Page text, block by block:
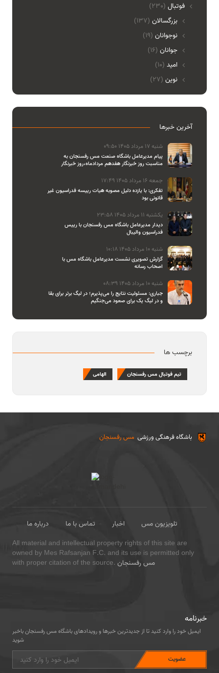
(230) فوتبال
بزرگسالان (137)
نوجوانان (19)
جوانان (16)
امید (10)
نوین (27)
آخرین خبرها
شنبه 17 مرداد 1405 09:50
پیام مدیرعامل باشگاه صنعت مس رفسنجان به
مناسبت روز خبرنگار هفدهم مردادماه،روز خبرنگار
جمعه 16 مرداد 1405 17:49
تفکری: با یازده دلیل مصوبه هیات رییسه فدراسیون غیر
قانونی بود
یکشنبه 11 مرداد 1405 23:58
دیدار مدیرعامل باشگاه مس رفسنجان با رییس
فدراسیون والیبال
شنبه 10 مرداد 1405 10:18
گزارش تصویری نشست مدیرعامل باشگاه مس با
اصحاب رسانه
شنبه 10 مرداد 1405 08:39
جباری: مسئولیت نتایج را می‌پذیرم؛ در لیگ برتر برای بقا
و در لیگ یک برای صعود می‌جنگیم
برچسب ها
تیم فوتبال مس رفسنجان الهامی
مس رفسنجان باشگاه فرهنگی ورزشی
درباره ما تماس با ما اخبار
تلویزیون مس
All material and intellectual property rights of this site are
owned by Mes Rafsanjan F.C. and its use is permitted only
with proper citation of the source. مس رفسنجان
خبرنامه
ایمیل خود را وارد کنید تا از جدیدترین خبرها و رویدادهای باشگاه مس رفسنجان باخبر
شوید